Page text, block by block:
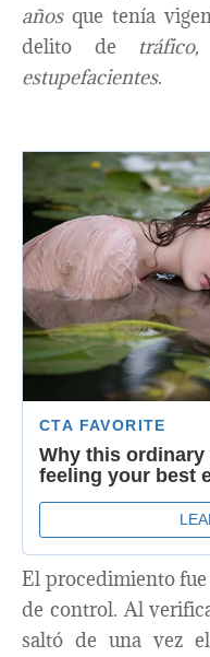
añosque tenía
delito de
estupefacientes.
El procedimiento
de control. Al
saltó de una vez